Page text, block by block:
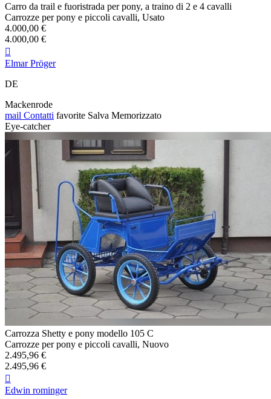
Carro da trail e fuoristrada per pony, a traino di 2 e 4 cavalli
Carrozze per pony e piccoli cavalli, Usato
4.000,00 €
4.000,00 €

Elmar Pröger
DE
Mackenrode
mail Contatti favorite Salva Memorizzato
Eye-catcher
Carrozza Shetty e pony modello 105 C
Carrozze per pony e piccoli cavalli, Nuovo
2.495,96 €
2.495,96 €

Edwin rominger